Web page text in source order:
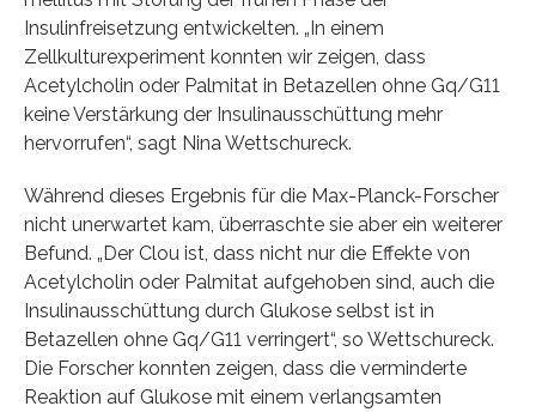
Insulinfreisetzung entwickelten. „In einem
Zellkulturexperiment konnten wir zeigen, dass
Acetylcholin oder Palmitat in Betazellen ohne Gq/G11
keine Verstärkung der Insulinausschüttung mehr
hervorrufen“, sagt Nina Wettschureck.
Während dieses Ergebnis für die Max-Planck-Forscher
nicht unerwartet kam, überraschte sie aber ein weiterer
Befund. „Der Clou ist, dass nicht nur die Effekte von
Acetylcholin oder Palmitat aufgehoben sind, auch die
Insulinausschüttung durch Glukose selbst ist in
Betazellen ohne Gq/G11 verringert“, so Wettschureck.
Die Forscher konnten zeigen, dass die verminderte
Reaktion auf Glukose mit einem verlangsamten